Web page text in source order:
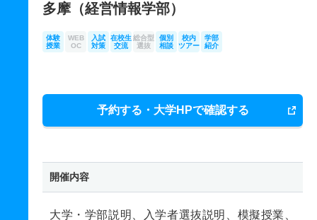
多摩（経営情報学部）
体験
授業
WEB
OC
入試
対策
在校生
交流
総合型
選抜
個別
相談
校内
ツアー
学部
紹介
予約する・大学HPで確認する
開催内容
大学・学部説明、入学者選抜説明、模擬授業、